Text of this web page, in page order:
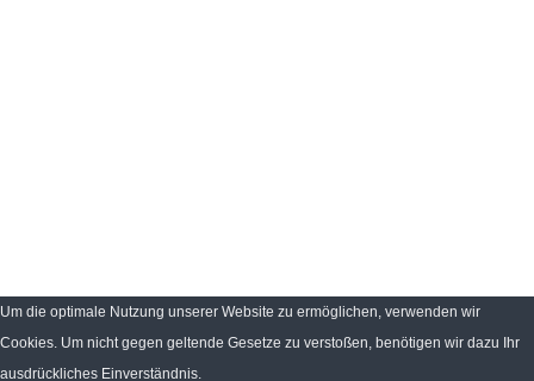
Um die optimale Nutzung unserer Website zu ermöglichen, verwenden wir
Cookies. Um nicht gegen geltende Gesetze zu verstoßen, benötigen wir dazu Ihr
ausdrückliches Einverständnis.